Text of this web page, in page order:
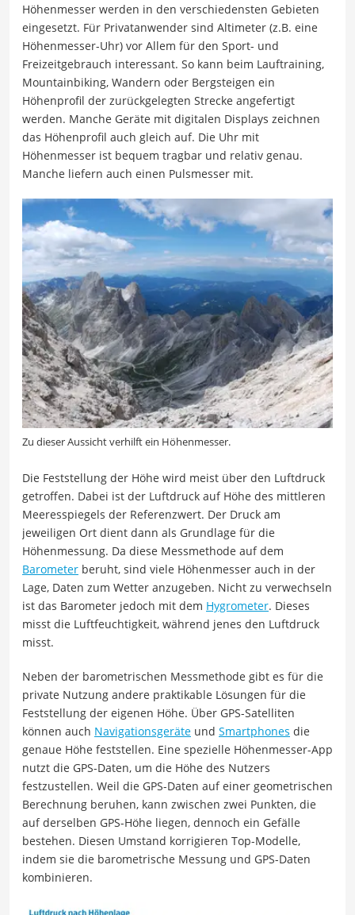
Höhenmesser werden in den verschiedensten Gebieten
eingesetzt. Für Privatanwender sind Altimeter (z.B. eine
Höhenmesser-Uhr) vor Allem für den Sport- und
Freizeitgebrauch interessant. So kann beim Lauftraining,
Mountainbiking, Wandern oder Bergsteigen ein
Höhenprofil der zurückgelegten Strecke angefertigt
werden. Manche Geräte mit digitalen Displays zeichnen
das Höhenprofil auch gleich auf. Die Uhr mit
Höhenmesser ist bequem tragbar und relativ genau.
Manche liefern auch einen Pulsmesser mit.
Zu dieser Aussicht verhilft ein Höhenmesser.
Die Feststellung der Höhe wird meist über den Luftdruck
getroffen. Dabei ist der Luftdruck auf Höhe des mittleren
Meeresspiegels der Referenzwert. Der Druck am
jeweiligen Ort dient dann als Grundlage für die
Höhenmessung. Da diese Messmethode auf dem
Barometer beruht, sind viele Höhenmesser auch in der
Lage, Daten zum Wetter anzugeben. Nicht zu verwechseln
ist das Barometer jedoch mit dem Hygrometer. Dieses
misst die Luftfeuchtigkeit, während jenes den Luftdruck
misst.
Neben der barometrischen Messmethode gibt es für die
private Nutzung andere praktikable Lösungen für die
Feststellung der eigenen Höhe. Über GPS-Satelliten
können auch Navigationsgeräte und Smartphones die
genaue Höhe feststellen. Eine spezielle Höhenmesser-App
nutzt die GPS-Daten, um die Höhe des Nutzers
festzustellen. Weil die GPS-Daten auf einer geometrischen
Berechnung beruhen, kann zwischen zwei Punkten, die
auf derselben GPS-Höhe liegen, dennoch ein Gefälle
bestehen. Diesen Umstand korrigieren Top-Modelle,
indem sie die barometrische Messung und GPS-Daten
kombinieren.